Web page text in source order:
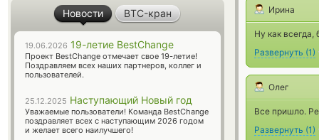
Ирина
Ну как всегда,
Развернуть (1)
Олег
Все пришло.
Развернуть (1)
Новости BTC-кран
19.06.2026 19-летие BestChange
Проект BestChange отмечает свое 19-летие!
Поздравляем всех наших партнеров, коллег и
пользователей.
25.12.2025 Наступающий Новый год
Уважаемые пользователи! Команда BestChange
поздравляет всех с наступающим 2026 годом
и желает всего наилучшего!